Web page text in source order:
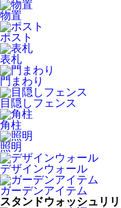
物置
ポスト
表札
門まわり
目隠しフェンス
角柱
照明
デザインウォール
ガーデンアイテム
スタンドウォッシュリ